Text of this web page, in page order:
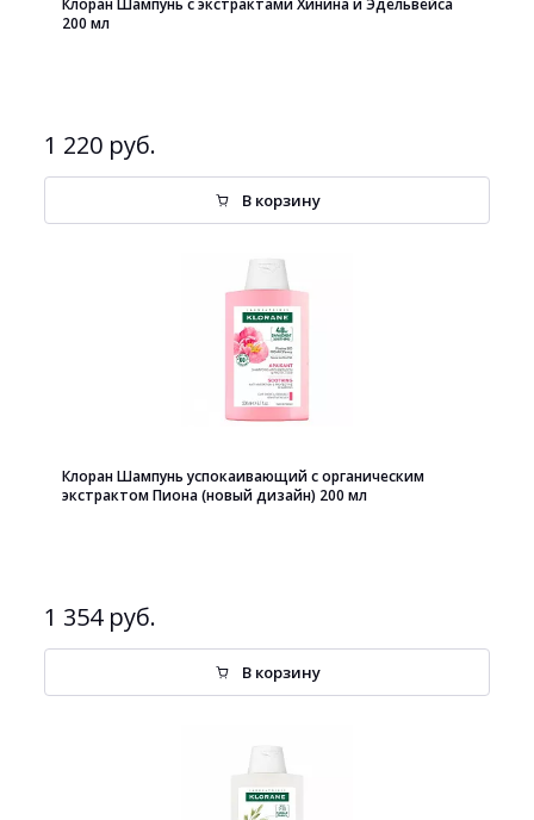
Клоран Шампунь с экстрактами Хинина и Эдельвейса
200 мл
1 220 руб.
В корзину
Клоран Шампунь успокаивающий с органическим
экстрактом Пиона (новый дизайн) 200 мл
1 354 руб.
В корзину